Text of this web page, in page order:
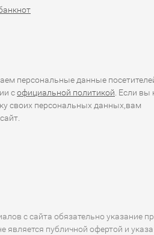
одной из крупнейших в
валютой, которая активно
являются средствами
ценности и историческое
дайте знать!
персональные данные
софициальной политикой. Если вы
своих персональных данных,вам
с сайта обязательно указание
является публичной офертой и